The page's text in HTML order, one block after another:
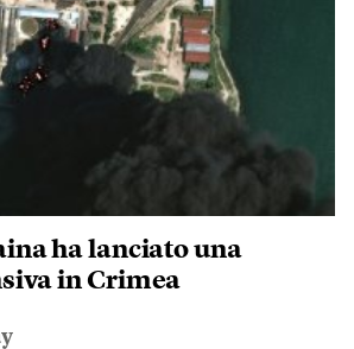
ha lanciato una
in Crimea